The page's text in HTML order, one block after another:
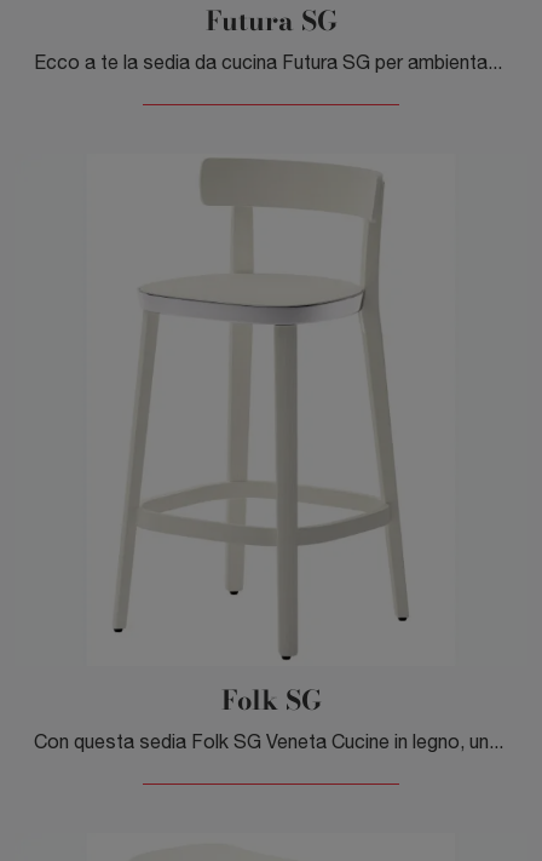
Futura SG
Ecco a te la sedia da cucina Futura SG per ambientazioni moderne, tra le più originali Sedie sgabelli di Veneta Cucine.
Folk SG
Con questa sedia Folk SG Veneta Cucine in legno, una tra le nostre sedute sgabelli moderne, potrai completare i tuoi spazi.